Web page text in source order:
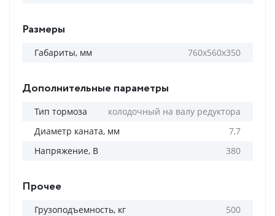
Размеры
Габариты, мм 760х560х350
Дополнительные параметры
Тип тормоза
колодочный на валу редуктора
Диаметр каната, мм
7,7
Напряжение, В
380
Прочее
Грузоподъемность, кг
500